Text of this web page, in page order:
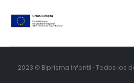
2023 © Biprisma Infantil · Todos los